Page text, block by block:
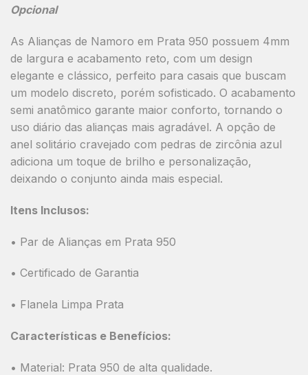
Opcional
As Alianças de Namoro em Prata 950 possuem 4mm
de largura e acabamento reto, com um design
elegante e clássico, perfeito para casais que buscam
um modelo discreto, porém sofisticado. O acabamento
semi anatômico garante maior conforto, tornando o
uso diário das alianças mais agradável. A opção de
anel solitário cravejado com pedras de zircônia azul
adiciona um toque de brilho e personalização,
deixando o conjunto ainda mais especial.
Itens Inclusos:
• Par de Alianças em Prata 950
• Certificado de Garantia
• Flanela Limpa Prata
Características e Benefícios:
• Material: Prata 950 de alta qualidade.